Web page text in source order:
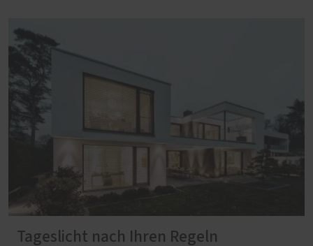
Tageslicht nach Ihren Regeln